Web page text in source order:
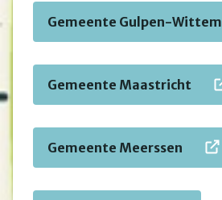
Gemeente Gulpen-Wittem
Gemeente Maastricht
Gemeente Meerssen